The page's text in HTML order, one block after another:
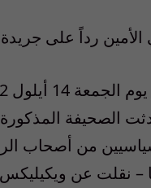
رداً على جريدة
الصحيفة
من أصحاب
– نقلت عن ويكيليكس